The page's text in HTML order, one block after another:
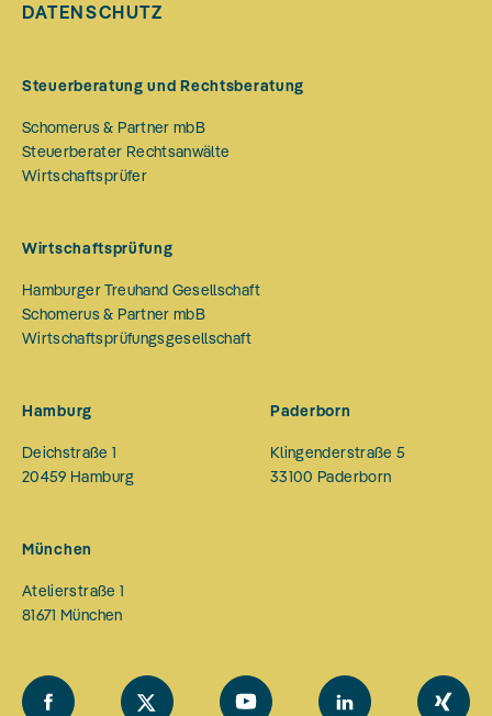
DATENSCHUTZ
Steuerberatung und Rechtsberatung
Schomerus & Partner mbB
Steuerberater Rechtsanwälte
Wirtschaftsprüfer
Wirtschaftsprüfung
Hamburger Treuhand Gesellschaft
Schomerus & Partner mbB
Wirtschaftsprüfungsgesellschaft
Hamburg
Deichstraße 1
20459 Hamburg
Paderborn
Klingenderstraße 5
33100 Paderborn
München
Atelierstraße 1
81671 München